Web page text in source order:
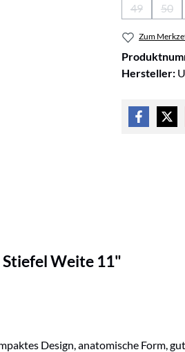
49
(Diese
50
Zum
Hersteller:
Weite 11"
Design, anatomische Form,